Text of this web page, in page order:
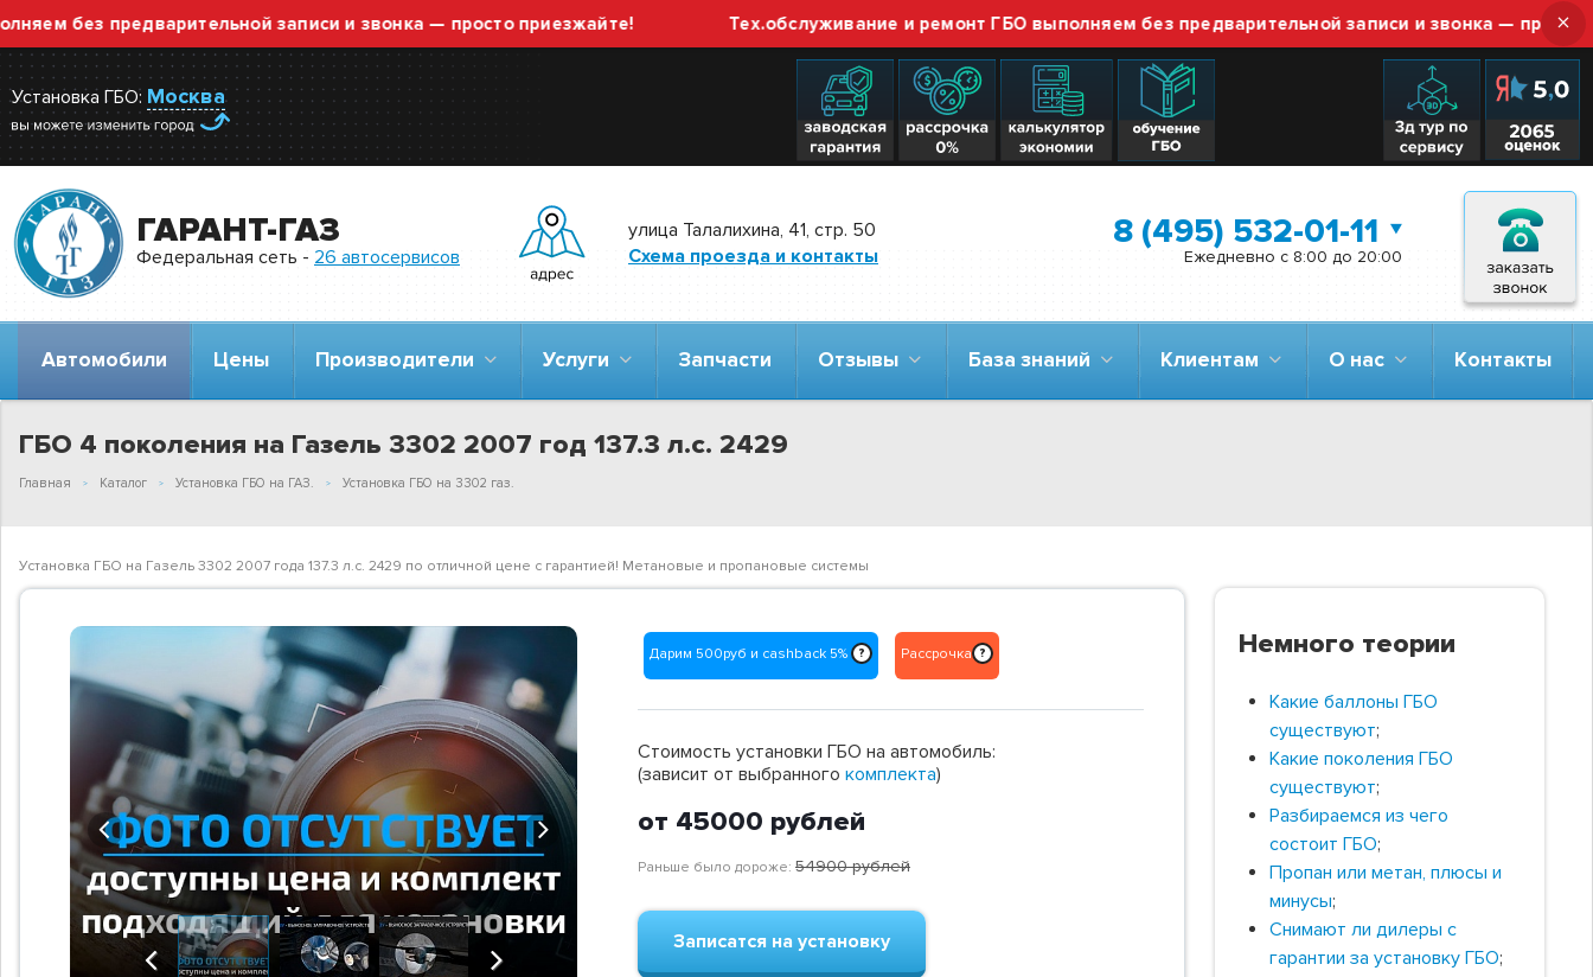
предварительной записи и звонка — просто приезжайте! Тех.обслуживание и ремонт ГБО выполняем без предварительной записи и звонка — просто ×
Установка ГБО: Москва
ГАРАНТ-ГАЗ
Федеральная сеть - 26 автосервисов
улица Талалихина, 41, стр. 50
Схема проезда и контакты
8 (495) 532-01-11
Ежедневно с 8:00 до 20:00
Автомобили Цены Производители Услуги Запчасти Отзывы База знаний Клиентам О нас Контакты
ГБО 4 поколения на Газель 3302 2007 год 137.3 л.с. 2429
Главная Каталог Установка ГБО на ГАЗ. Установка ГБО на 3302 газ.
Установка ГБО на Газель 3302 2007 года 137.3 л.с. 2429 по отличной цене с гарантией! Метановые и пропановые системы
Previous Next
Previous Next
Дарим 500руб и cashback 5% ? Рассрочка ?
Стоимость установки ГБО на автомобиль:
(зависит от выбранного комплекта)
от 45000 рублей
Раньше было дороже: 54900рублей
Записатся на установку
Немного теории
Какие баллоны ГБО
существуют;
Какие поколения ГБО
существуют;
Разбираемся из чего
состоит ГБО;
Пропан или метан, плюсы и
минусы;
Снимают ли дилеры с
гарантии за установку ГБО;